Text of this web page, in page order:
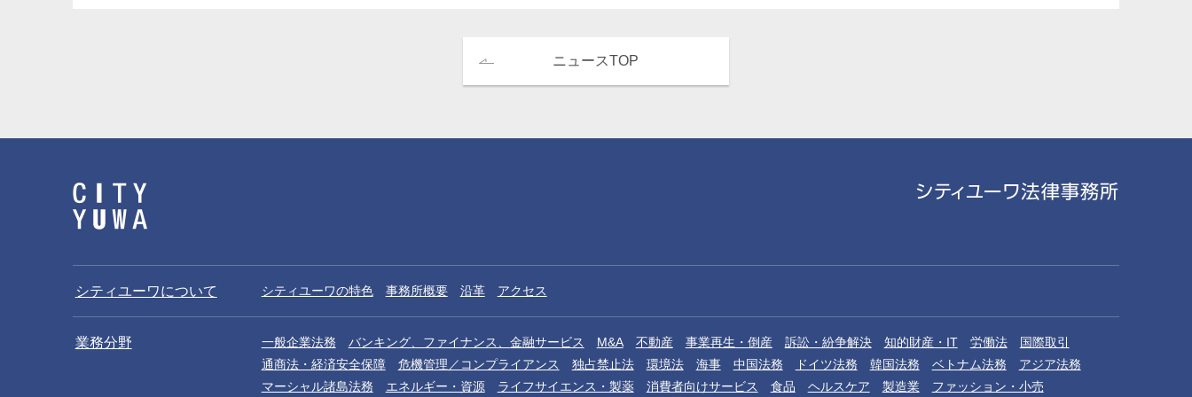
ニュースTOP
シティユーワについて シティユーワの特色 事務所概要 沿革 アクセス
業務分野 一般企業法務 バンキング、ファイナンス、金融サービス M&A 不動産 事業再生・倒産 訴訟・紛争解決 知的財産・IT 労働法
国際取引
通商法・経済安全保障
危機管理／コンプライアンス 独占禁止法 環境法 海事 中国法務 ドイツ法務 韓国法務 ベトナム法務
アジア法務
マーシャル諸島法務
エネルギー・資源 ライフサイエンス・製薬 消費者向けサービス 食品 ヘルスケア 製造業 ファッション・小売